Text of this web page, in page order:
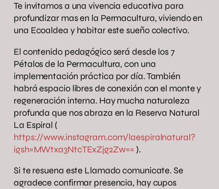
Te invitamos a una vivencia educativa para
profundizar mas en la Permacultura, viviendo en
una Ecoaldea y habitar este sueño colectivo.
El contenido pedagógico será desde los 7
Pétalos de la Permacultura, con una
implementación práctica por día. También
habrá espacio libres de conexión con el monte y
regeneración interna. Hay mucha naturaleza
profunda que nos abraza en la Reserva Natural
La Espiral (
https://www.instagram.com/laespiralnatural?
igsh=MWtxa3NtcTExZjg2Zw== ).
Si te resuena este Llamado comunicate. Se
agradece confirmar presencia, hay cupos